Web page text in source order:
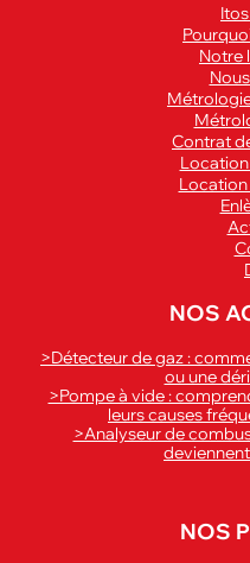
Notre
Contrat
NOS
>Détecteur de gaz :
ou une
>Pompe à vide :
leurs causes
>Analyseur de
NOS